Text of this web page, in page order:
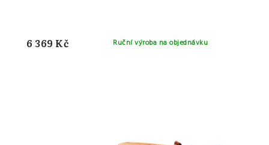
Ruční výroba na objednávku
6 369 Kč